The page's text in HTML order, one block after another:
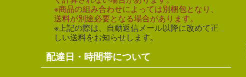
※商品の組み合わせによっては別梱包となり、
送料が別途必要となる場合があります。
※上記の際は、自動返信メール以降に改めて正
しい送料をお知らせします。
配達日・時間帯について